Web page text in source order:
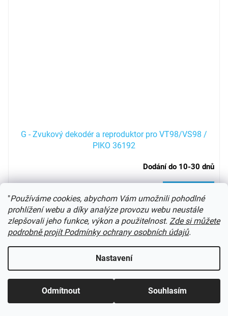
"Používáme cookies, abychom Vám umožnili pohodlné
prohlížení webu a díky analýze provozu webu neustále
zlepšovali jeho funkce, výkon a použitelnost. Zde si můžete
podrobně projít Podmínky ochrany osobních údajů.
Nastavení
Odmítnout Souhlasím
G - Zvukový dekodér a reproduktor pro VT98/VS98 /
PIKO 36192
Dodání do 10-30 dnů
4 649 Kč
k dekodéru 36125
l
á
d
c
25položek celkem